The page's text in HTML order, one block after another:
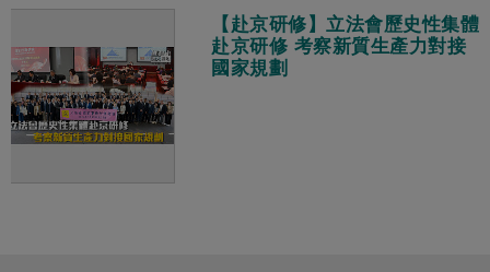
【赴京研修】立法會歷史性集體
赴京研修 考察新質生產力對接
國家規劃